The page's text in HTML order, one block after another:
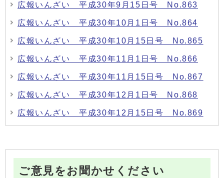
広報いんざい 平成30年9月15日号 No.863
広報いんざい 平成30年10月1日号 No.864
広報いんざい 平成30年10月15日号 No.865
広報いんざい 平成30年11月1日号 No.866
広報いんざい 平成30年11月15日号 No.867
広報いんざい 平成30年12月1日号 No.868
広報いんざい 平成30年12月15日号 No.869
ご意見をお聞かせください